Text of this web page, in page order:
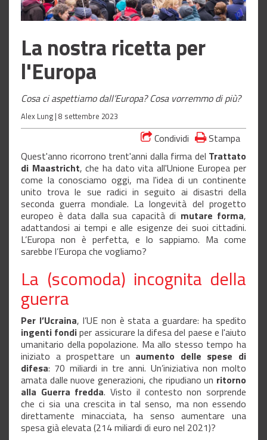
La nostra ricetta per
l'Europa
Cosa ci aspettiamo dall’Europa? Cosa vorremmo di più?
Alex Lung | 8 settembre 2023
Condividi
Stampa
Quest'anno ricorrono trent'anni dalla firma del Trattato
di Maastricht, che ha dato vita all'Unione Europea per
come la conosciamo oggi, ma l'idea di un continente
unito trova le sue radici in seguito ai disastri della
seconda guerra mondiale. La longevità del progetto
europeo è data dalla sua capacità di mutare forma,
adattandosi ai tempi e alle esigenze dei suoi cittadini.
L’Europa non è perfetta, e lo sappiamo. Ma come
sarebbe l’Europa che vogliamo?
La (scomoda) incognita della
guerra
Per l’Ucraina, l’UE non è stata a guardare: ha spedito
ingenti fondiper assicurare la difesa del paese e l'aiuto
umanitario della popolazione. Ma allo stesso tempo ha
iniziato a prospettare un aumento delle spese di
difesa: 70 miliardi in tre anni. Un’iniziativa non molto
amata dalle nuove generazioni, che ripudiano un ritorno
alla Guerra fredda. Visto il contesto non sorprende
che ci sia una crescita in tal senso, ma non essendo
direttamente minacciata, ha senso aumentare una
spesa già elevata (214 miliardi di euro nel 2021)?